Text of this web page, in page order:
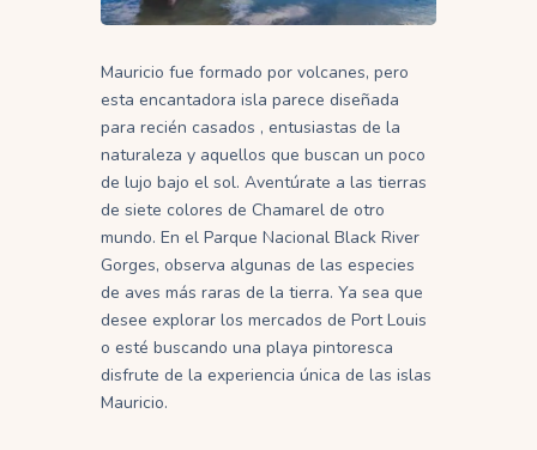
Mauricio fue formado por volcanes, pero
esta encantadora isla parece diseñada
para recién casados , entusiastas de la
naturaleza y aquellos que buscan un poco
de lujo bajo el sol. Aventúrate a las tierras
de siete colores de Chamarel de otro
mundo. En el Parque Nacional Black River
Gorges, observa algunas de las especies
de aves más raras de la tierra. Ya sea que
desee explorar los mercados de Port Louis
o esté buscando una playa pintoresca
disfrute de la experiencia única de las islas
Mauricio.